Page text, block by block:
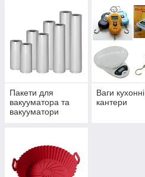
Пакети для
вакууматора та
вакууматори
Ваги кухонні,
кантери